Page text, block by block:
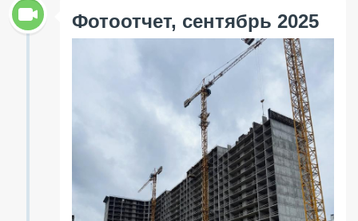
Фотоотчет, сентябрь 2025